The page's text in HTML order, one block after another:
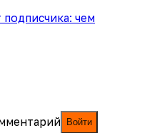
подписчика: чем
Войти